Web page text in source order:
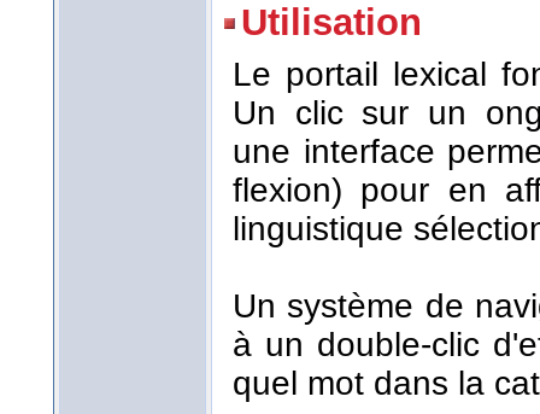
Utilisation
Le portail lexical
Un clic sur un
une interface
flexion) pour en
linguistique
Un système de
à un double-clic
quel mot dans la